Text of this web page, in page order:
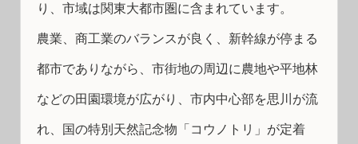
り、市域は関東大都市圏に含まれています。
農業、商工業のバランスが良く、新幹線が停まる
都市でありながら、市街地の周辺に農地や平地林
などの田園環境が広がり、市内中心部を思川が流
れ、国の特別天然記念物「コウノトリ」が定着